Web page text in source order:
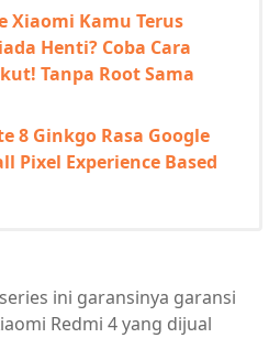
Xiaomi Kamu Terus
Henti? Coba Cara
Tanpa Root Sama
8 Ginkgo Rasa Google
Pixel Experience Based
ini garansinya garansi
Redmi 4 yang dijual